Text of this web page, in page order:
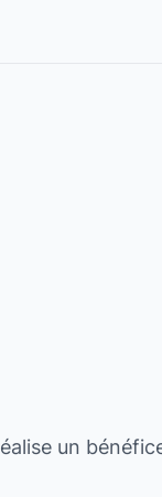
un